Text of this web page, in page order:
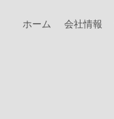
ホーム 会社情報